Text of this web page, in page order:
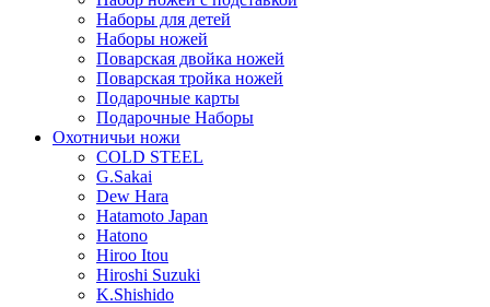
Наборы для детей
Наборы ножей
Поварская двойка ножей
Поварская тройка ножей
Подарочные карты
Подарочные Наборы
Охотничьи ножи
COLD STEEL
G.Sakai
Dew Hara
Hatamoto Japan
Hatono
Hiroo Itou
Hiroshi Suzuki
K.Shishido